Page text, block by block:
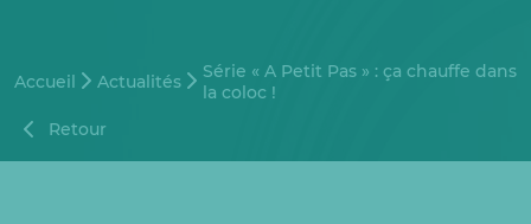
Accueil Actualités
Série « A Petit Pas » : ça chauffe dans
la coloc !
Retour